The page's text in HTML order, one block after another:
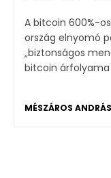
A bitcoin 600%-
ország elnyomó
„biztonságos
bitcoin árfolyama
MÉSZÁROS ANDRÁS